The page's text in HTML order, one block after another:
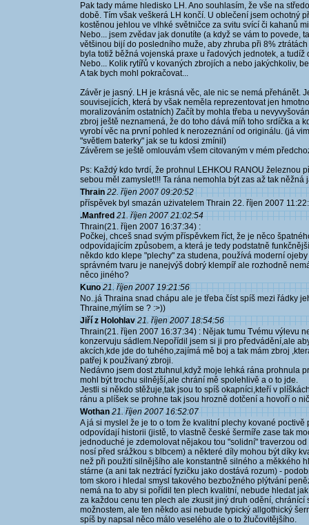
Pak tady máme hledisko LH. Ano souhlasím, že vše na
době. Tím však veškerá LH končí. U oblečení jsem ochotný
kostěnou jehlou ve vlhké světničce za svitu svící či kahanů
Nebo... jsem zvědav jak donutíte (a když se vám to povede,
většinou bijí do posledního muže, aby zhruba při 8%
byla totiž běžná vojenská praxe u řadových jednotek, a tudíž
Nebo... Kolik rytířů v kovaných zbrojích a nebo jakýchkoliv,
A tak bych mohl pokračovat...
Závěr je jasný. LH je krásná věc, ale nic se nemá přehánět.
souvisejících, která by však neměla reprezentovat jen
moralizováním ostatních) Začít by mohla třeba u
zbroj ještě neznamená, že do toho dává míň toho srdíčka a
vyrobí věc na první pohled k nerozeznání od originálu. (já
"světlem baterky" jak se tu kdosi zmínil)
Závěrem se ještě omlouvám všem citovaným v mém
Ps: Každý kdo tvrdí, že prohnul LEHKOU RANOU železnou
sebou měl zamyslet!!! Ta rána nemohla být zas až tak něžná
Thrain 22. říjen 2007 09:20:52
příspěvek byl smazán użivatelem Thrain 22. říjen 2007
.Manfred 21. říjen 2007 21:02:54
Thrain(21. říjen 2007 16:37:34) :
Počkej, chceš snad svým příspěvkem říct, že je něco
odpovídajícím způsobem, a která je tedy podstatně
někdo kdo klepe "plechy" za studena, používá moderní
správném tvaru je nanejvýš dobrý klempíř ale rozhodně
něco jiného?
Kuno 21. říjen 2007 19:21:56
No..já Thraina snad chápu ale je třeba číst spíš mezi řádky
Thraine,mýlím se ? :>))
Jiří z Holohlav 21. říjen 2007 18:54:56
Thrain(21. říjen 2007 16:37:34) : Nějak tumu Tvému výlevu
konzervuju sádlem.Nepořídil jsem si ji pro předvádění,ale
akcích,kde jde do tuhého,zajímá mě boj a tak mám zbroj
patřej k používaný zbroji.
Nedávno jsem dost ztuhnul,když moje lehká rána prohnula
mohl být trochu silnější,ale chrání mě spolehlivě a o to jde.
Jestli si někdo stěžuje,tak jsou to spíš okapníci,kteří v
ránu a plíšek se prohne tak jsou hrozně dotčení a hovoří o
Wothan 21. říjen 2007 16:52:07
A já si myslel že je to o tom že kvalitní plechy kované
odpovídají historii (jistě, to vlastně české šermíře zase tak
jednoduché je zdemolovat nějakou tou "solidní" traverzou
nosí před srážkou s blbcem) a některé díly mohou být díky
než při použití silnějšího ale konstantně silného a měkkého
stárne (a ani tak neztrácí fyzičku jako dostává rozum) -
tom skoro i hledal smysl takového bezbožného plýtvání
nemá na to aby si pořídil ten plech kvalitní, nebude hledat
za každou cenu ten plech ale zkusit jiný druh odění,
možnostem, ale ten někdo asi nebude typický allgothický
spíš by napsal něco málo veselého ale o to žlučovitějšího.